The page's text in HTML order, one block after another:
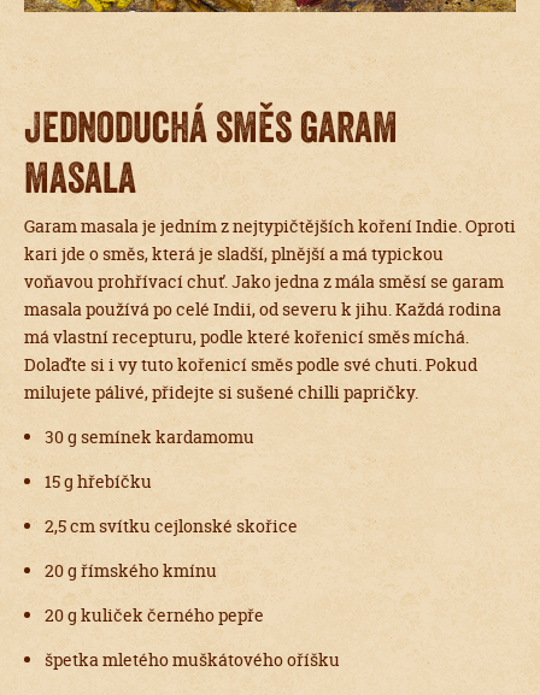
Jednoduchá směs garam
masala
Garam masala je jedním z nejtypičtějších koření Indie. Oproti
kari jde o směs, která je sladší, plnější a má typickou
voňavou prohřívací chuť. Jako jedna z mála směsí se garam
masala používá po celé Indii, od severu k jihu. Každá rodina
má vlastní recepturu, podle které kořenicí směs míchá.
Dolaďte si i vy tuto kořenicí směs podle své chuti. Pokud
milujete pálivé, přidejte si sušené chilli papričky.
30 g semínek kardamomu
15 g hřebíčku
2,5 cm svítku cejlonské skořice
20 g římského kmínu
20 g kuliček černého pepře
špetka mletého muškátového oříšku